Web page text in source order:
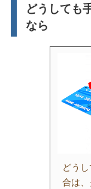
どうしても
なら
どう
合は